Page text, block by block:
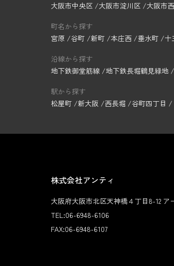
大阪市中央区
大阪市淀川区 大阪市
町名から探す
宮原
谷町 新町 本庄西 垂水町 十
沿線から探す
地下鉄御堂筋線 地下鉄長堀鶴見緑地
駅から探す
松屋町 新大阪 西長堀 谷町四丁目
株式会社アンティ
大阪府大阪市北区天神橋４丁目8-12 ア
TEL:06-6948-6106
FAX:06-6948-6107